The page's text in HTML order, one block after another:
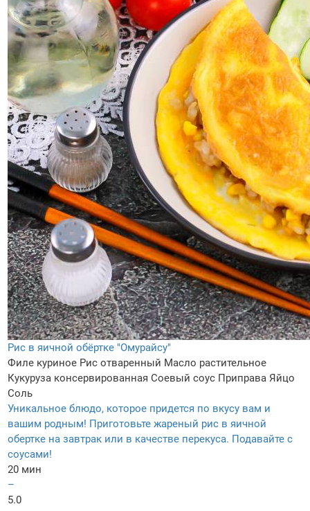
Рис в яичной обёртке "Омурайсу"
Филе куриное Рис отваренный Масло растительное
Кукуруза консервированная Соевый соус Приправа Яйцо
Соль
Уникальное блюдо, которое придется по вкусу вам и
вашим родным! Приготовьте жареный рис в яичной
обертке на завтрак или в качестве перекуса. Подавайте с
соусами!
20 мин
–
5.0